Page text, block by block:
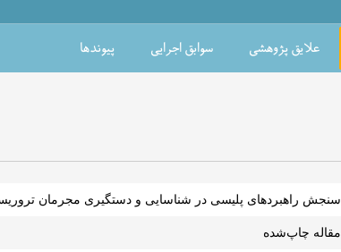
علایق پژوهشی سوابق اجرایی پیوندها
سنجش راهبردهای پلیسی در شناسایی و دستگیری مجرمان
مقاله چاپ‌شده